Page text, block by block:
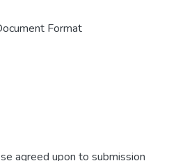
Format
agreed upon to submission